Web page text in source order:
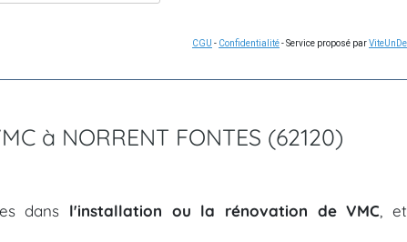
CGU - Confidentialité- Service proposé par
à NORRENT FONTES (62120)
dans l'installation ou la rénovation de VMC ,